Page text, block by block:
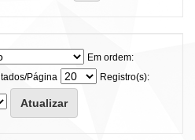
Em ordem:
Página
Registro(s):